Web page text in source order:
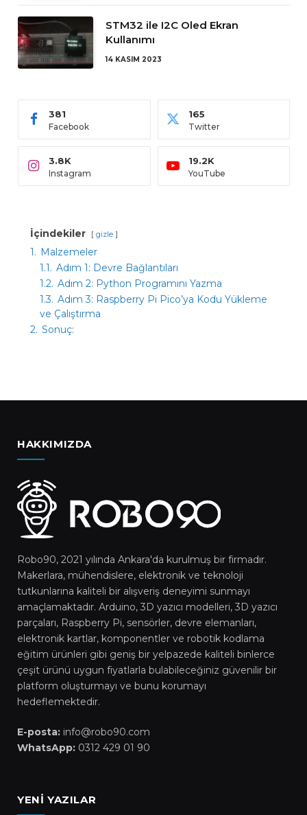
STM32 ile I2C Oled Ekran
Kullanımı
14 KASIM 2023
Facebook
381
Twitter
165
Instagram
3.8K
YouTube
19.2K
İçindekiler gizle
1. Malzemeler
1.1. Adım 1: Devre Bağlantıları
1.2. Adım 2: Python Programını Yazma
1.3. Adım 3: Raspberry Pi Pico’ya Kodu Yükleme
ve Çalıştırma
2. Sonuç:
HAKKIMIZDA
Robo90, 2021 yılında Ankara'da kurulmuş bir firmadır.
Makerlara, mühendislere, elektronik ve teknoloji
tutkunlarına kaliteli bir alışveriş deneyimi sunmayı
amaçlamaktadır. Arduino, 3D yazıcı modelleri, 3D yazıcı
parçaları, Raspberry Pi, sensörler, devre elemanları,
elektronik kartlar, komponentler ve robotik kodlama
eğitim ürünleri gibi geniş bir yelpazede kaliteli binlerce
çeşit ürünü uygun fiyatlarla bulabileceğiniz güvenilir bir
platform oluşturmayı ve bunu korumayı
hedeflemektedir.
E-posta: info@robo90.com
WhatsApp: 0312 429 01 90
YENI YAZILAR